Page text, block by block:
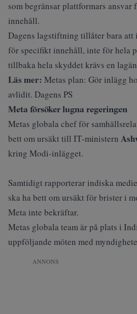
som begränsar plattformars ansvar
innehåll.
Dagens lagstiftning tillåter bara
för specifikt innehåll, inte för hela
tillbaka hela skyddet krävs en
Läs mer: Metas plan: Gör inlägg
avlidit. Dagens PS
Meta försöker lugna regeringen
Metas globala chef för
bett om ursäkt till IT‑ministern
kring Modi‑inlägget.
Samtidigt rapporterar indiska
ska ha bett om ursäkt för brister i
Meta inte bekräftar.
Metas globala team är på plats i
uppföljande möten med
ANNONS